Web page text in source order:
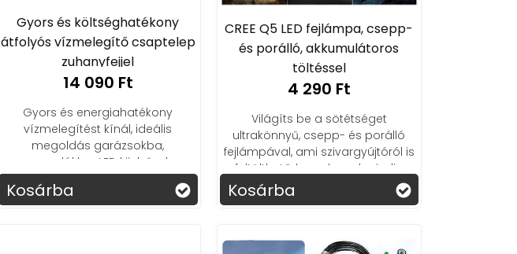
Gyors és költséghatékony
átfolyós vízmelegítő csaptelep
zuhanyfejjel
14 090 Ft
Gyors és energiahatékony
vízmelegítést kínál, ideális
megoldás garázsokba,
nyaralókba. LED kijelzővel
követheted a hőmérsékletet!
Kosárba
CREE Q5 LED fejlámpa, csepp-
és porálló, akkumulátoros
töltéssel
4 290 Ft
Világíts be a sötétséget
ultrakönnyű, csepp- és porálló
fejlámpával, ami szivargyújtóról is
feltölthető, hogy kezed mindig
szabad maradjon!
Kosárba